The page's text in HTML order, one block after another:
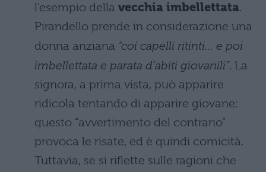
l’esempio della vecchia imbellettata.
Pirandello prende in considerazione una
donna anziana “coi capelli ritinti… e poi
imbellettata e parata d’abiti giovanili”. La
signora, a prima vista, può apparire
ridicola tentando di apparire giovane:
questo “avvertimento del contrario”
provoca le risate, ed è quindi comicità.
Tuttavia, se si riflette sulle ragioni che